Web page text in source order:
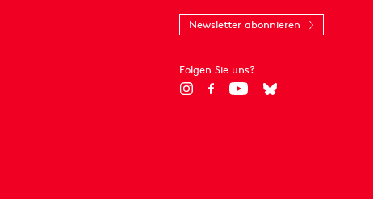
Newsletter abonnieren
Folgen Sie uns?